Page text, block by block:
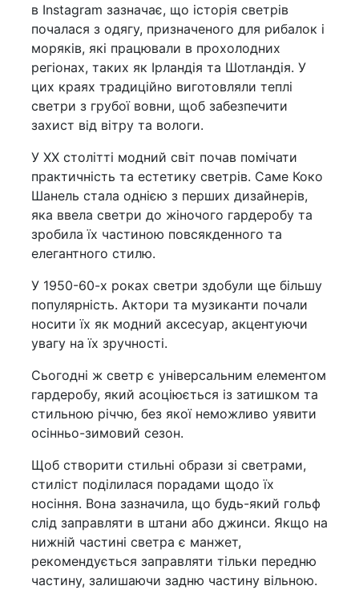
в Instagram зазначає, що історія светрів
почалася з одягу, призначеного для рибалок і
моряків, які працювали в прохолодних
регіонах, таких як Ірландія та Шотландія. У
цих краях традиційно виготовляли теплі
светри з грубої вовни, щоб забезпечити
захист від вітру та вологи.
У XX столітті модний світ почав помічати
практичність та естетику светрів. Саме Коко
Шанель стала однією з перших дизайнерів,
яка ввела светри до жіночого гардеробу та
зробила їх частиною повсякденного та
елегантного стилю.
У 1950-60-х роках светри здобули ще більшу
популярність. Актори та музиканти почали
носити їх як модний аксесуар, акцентуючи
увагу на їх зручності.
Сьогодні ж светр є універсальним елементом
гардеробу, який асоціюється із затишком та
стильною річчю, без якої неможливо уявити
осінньо-зимовий сезон.
Щоб створити стильні образи зі светрами,
стиліст поділилася порадами щодо їх
носіння. Вона зазначила, що будь-який гольф
слід заправляти в штани або джинси. Якщо на
нижній частині светра є манжет,
рекомендується заправляти тільки передню
частину, залишаючи задню частину вільною.